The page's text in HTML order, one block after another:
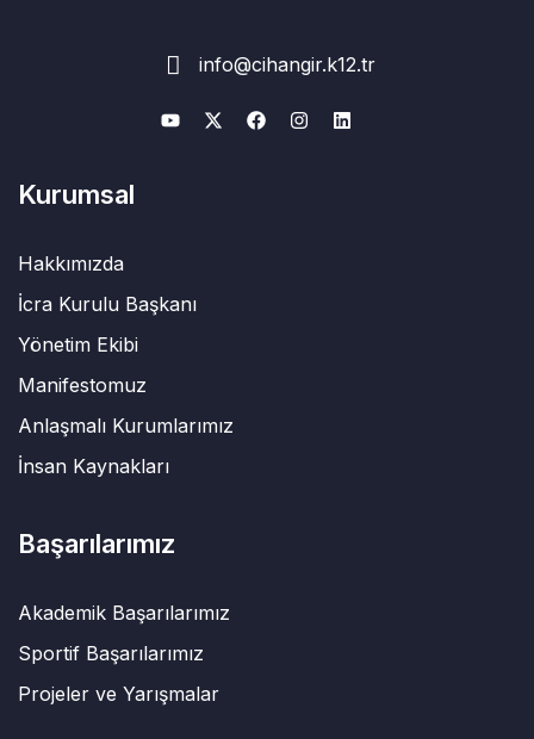
info@cihangir.k12.tr
Kurumsal
Hakkımızda
İcra Kurulu Başkanı
Yönetim Ekibi
Manifestomuz
Anlaşmalı Kurumlarımız
İnsan Kaynakları
Başarılarımız
Akademik Başarılarımız
Sportif Başarılarımız
Projeler ve Yarışmalar